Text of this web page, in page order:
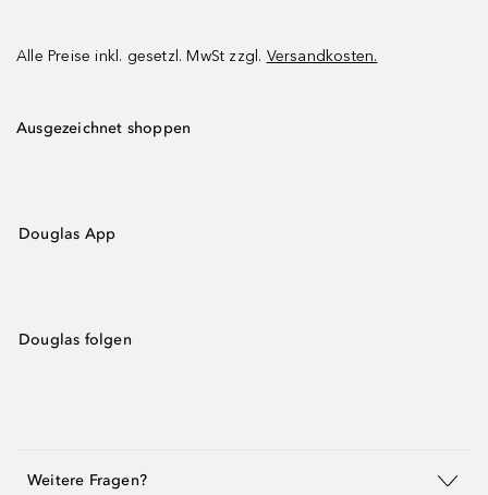
Alle Preise inkl. gesetzl. MwSt zzgl. Versandkosten.
Ausgezeichnet shoppen
Douglas App
Douglas folgen
Weitere Fragen?